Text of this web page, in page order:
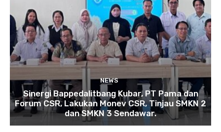
NEWS
Sinergi Bappedalitbang Kubar, PT Pama dan
Forum CSR, Lakukan Monev CSR, Tinjau SMKN 2
dan SMKN 3 Sendawar.